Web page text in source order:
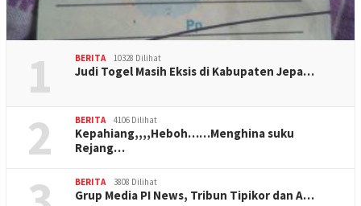
1 BERITA 10328 Dilihat
Judi Togel Masih Eksis di Kabupaten Jepa…
2 BERITA 4106 Dilihat
Kepahiang,,,,Heboh……Menghina suku
Rejang…
BERITA 3808 Dilihat
Grup Media PI News, Tribun Tipikor dan A…